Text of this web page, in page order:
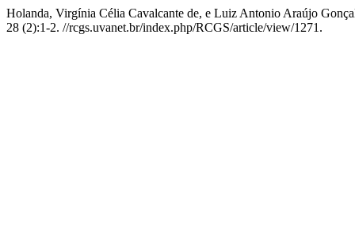
Holanda, Virgínia Célia Cavalcante de, e Luiz Antonio Araújo
28 (2):1-2. //rcgs.uvanet.br/index.php/RCGS/article/view/1271.